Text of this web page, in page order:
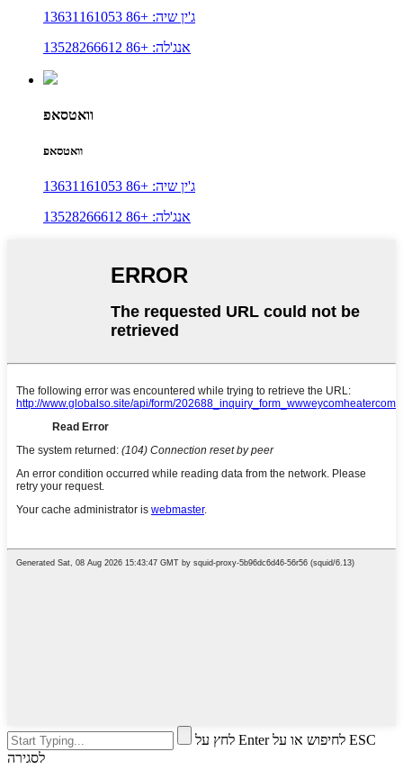
ג'ין שיה: +86 13631161053
אנג'לה: +86 13528266612
וואטסאפ
וואטסאפ
ג'ין שיה: +86 13631161053
אנג'לה: +86 13528266612
לחץ על Enter לחיפוש או על ESC
לסגירה